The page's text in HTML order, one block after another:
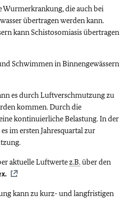
Wurmerkrankung, die auch bei
übertragen werden kann.
kann Schistosomiasis übertragen
Schwimmen in Binnengewässern
es durch Luftverschmutzung zu
kommen. Durch die
kontinuierliche Belastung. In der
im ersten Jahresquartal zur
aktuelle Luftwertez.B.über den
kann zu kurz- und langfristigen